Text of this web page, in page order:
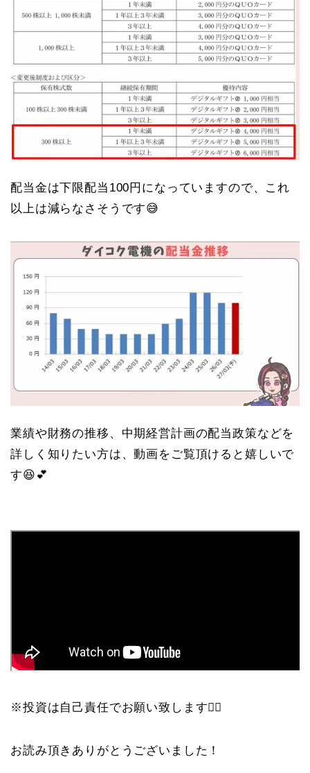
配当金は下限配当100円になっていますので、これ
以上は減らなさそうです😅
業績や財務の推移、中期経営計画の配当政策などを
詳しく知りたい方は、動画をご覧頂けると嬉しいで
す😆💕
※投資は自己責任でお願い致します🙇‍♀️
お読み頂きありがとうございました！